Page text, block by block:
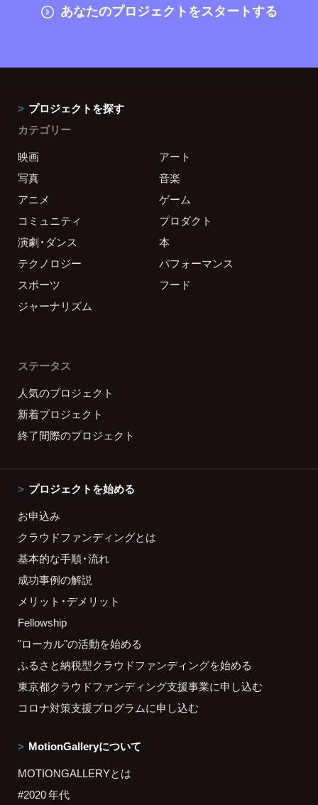
あなたのプロジェクトをスタートする
プロジェクトを探す
カテゴリー
映画
アート
写真
音楽
アニメ
ゲーム
コミュニティ
プロダクト
演劇・ダンス
本
テクノロジー
パフォーマンス
スポーツ
フード
ジャーナリズム
ステータス
人気のプロジェクト
新着プロジェクト
終了間際のプロジェクト
プロジェクトを始める
お申込み
クラウドファンディングとは
基本的な手順・流れ
成功事例の解説
メリット・デメリット
Fellowship
"ローカル"の活動を始める
ふるさと納税型クラウドファンディングを始める
東京都クラウドファンディング支援事業に申し込む
コロナ対策支援プログラムに申し込む
MotionGalleryについて
MOTIONGALLERYとは
#2020 年代